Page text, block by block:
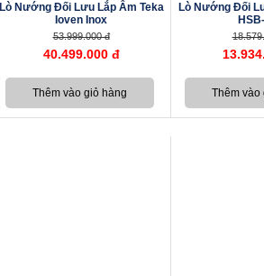
Lò Nướng Đối Lưu Lắp Âm Teka
Ioven Inox
53.999.000 đ
40.499.000 đ
Lò Nướng Đối